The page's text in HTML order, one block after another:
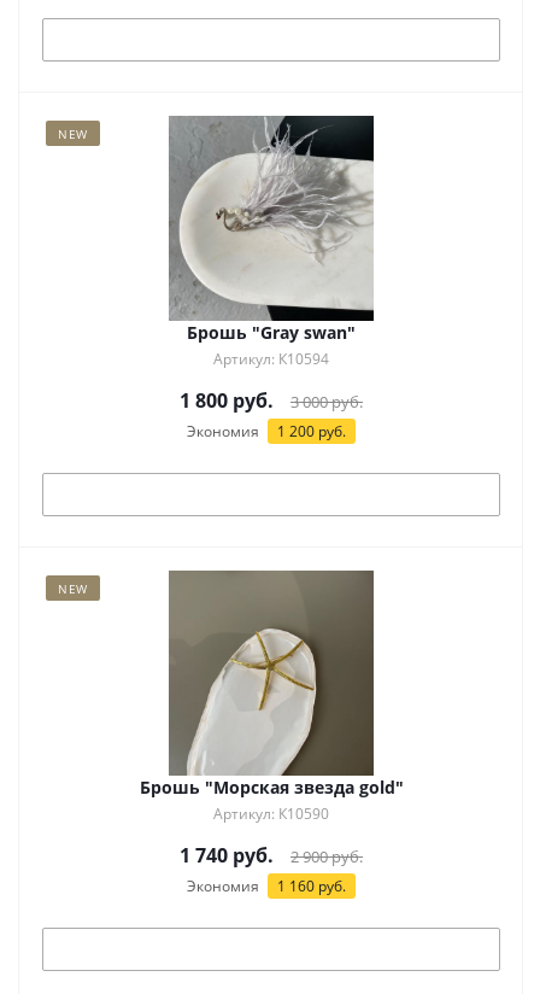
NEW
Брошь "Gray swan"
Артикул: К10594
1 800 руб. 3 000руб.
Экономия 1 200 руб.
NEW
Брошь "Морская звезда gold"
Артикул: К10590
1 740 руб. 2 900руб.
Экономия 1 160 руб.